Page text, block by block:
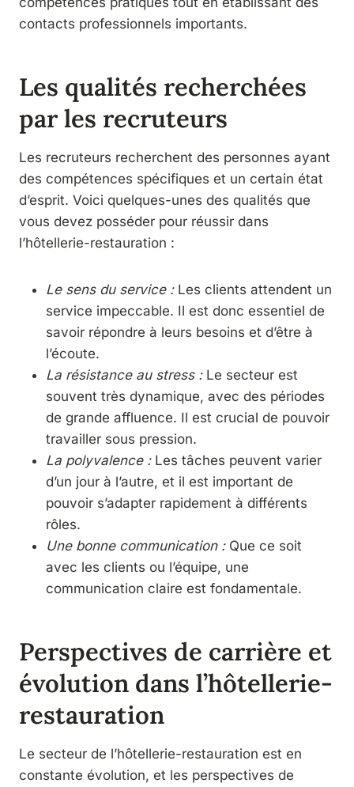
contacts professionnels importants.
Les qualités recherchées
par les recruteurs
Les recruteurs recherchent des personnes ayant
des compétences spécifiques et un certain état
d’esprit. Voici quelques-unes des qualités que
vous devez posséder pour réussir dans
l’hôtellerie-restauration :
Le sens du service : Les clients attendent un
service impeccable. Il est donc essentiel de
savoir répondre à leurs besoins et d’être à
l’écoute.
La résistance au stress : Le secteur est
souvent très dynamique, avec des périodes
de grande affluence. Il est crucial de pouvoir
travailler sous pression.
La polyvalence : Les tâches peuvent varier
d’un jour à l’autre, et il est important de
pouvoir s’adapter rapidement à différents
rôles.
Une bonne communication : Que ce soit
avec les clients ou l’équipe, une
communication claire est fondamentale.
Perspectives de carrière et
évolution dans l’hôtellerie-
restauration
Le secteur de l’hôtellerie-restauration est en
constante évolution, et les perspectives de